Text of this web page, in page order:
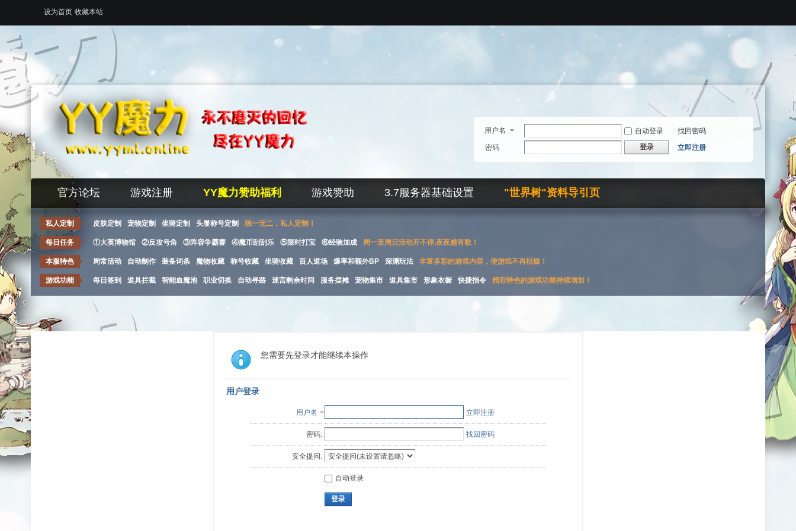
设为首页 收藏本站
用户名 自动登录
找回密码
密码
登录 立即注册
官方论坛 游戏注册 YY魔力赞助福利 游戏赞助 3.7服务器基础设置 "世界树"资料导引页
私人定制 皮肤定制 宠物定制 坐骑定制 头显称号定制 独一无二，私人定制！
每日任务 ①大英博物馆 ②反攻号角 ③阵容争霸赛 ④魔币刮刮乐 ⑤限时打宝 ⑥经验加成 周一至周日活动开不停,夜夜越有歌！
本服特色 周常活动 自动制作 装备词条 魔物收藏 称号收藏 坐骑收藏 百人道场 爆率和额外BP 深渊玩法 丰富多彩的游戏内容，使游戏不再枯燥！
游戏功能 每日签到 道具拦截 智能血魔池 职业切换 自动寻路 迷宫剩余时间 服务摆摊 宠物集市 道具集市 形象衣橱 快捷指令 精彩特色的游戏功能持续增加！
您需要先登录才能继续本操作
用户登录
用户名 立即注册
密码: 找回密码
安全提问:
自动登录
登录